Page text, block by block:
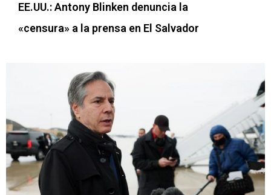
EE.UU.: Antony Blinken denuncia la
«censura» a la prensa en El Salvador